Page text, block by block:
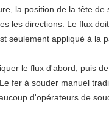
la position de la tête de
les directions. Le flux
seulement appliqué à la
le flux d'abord, puis
fer à souder manuel
d'opérateurs de